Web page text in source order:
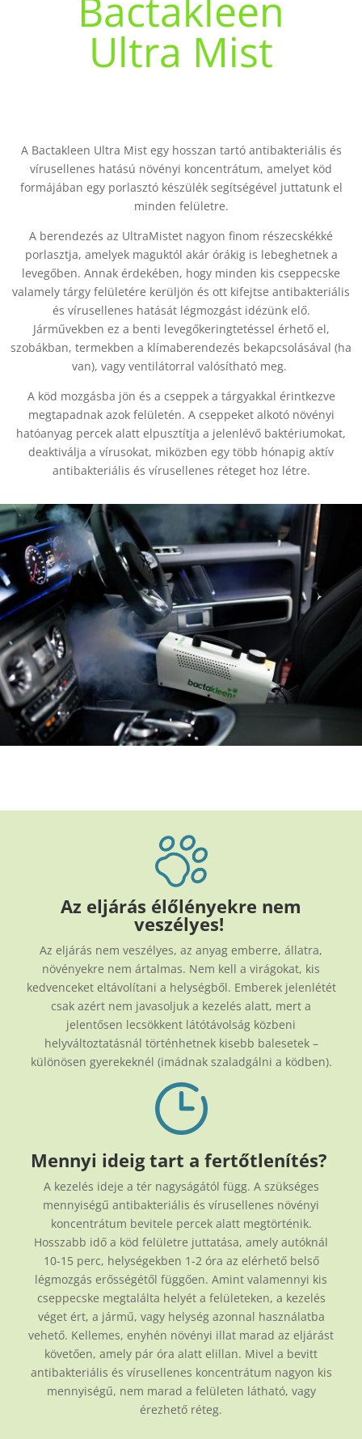
Bactakleen
Ultra Mist
A Bactakleen Ultra Mist egy hosszan tartó antibakteriális és
vírusellenes hatású növényi koncentrátum, amelyet köd
formájában egy porlasztó készülék segítségével juttatunk el
minden felületre.
A berendezés az UltraMistet nagyon finom részecskékké
porlasztja, amelyek maguktól akár órákig is lebeghetnek a
levegőben. Annak érdekében, hogy minden kis cseppecske
valamely tárgy felületére kerüljön és ott kifejtse antibakteriális
és vírusellenes hatását légmozgást idézünk elő.
Járművekben ez a benti levegőkeringtetéssel érhető el,
szobákban, termekben a klímaberendezés bekapcsolásával (ha
van), vagy ventilátorral valósítható meg.
A köd mozgásba jön és a cseppek a tárgyakkal érintkezve
megtapadnak azok felületén. A cseppeket alkotó növényi
hatóanyag percek alatt elpusztítja a jelenlévő baktériumokat,
deaktiválja a vírusokat, miközben egy több hónapig aktív
antibakteriális és vírusellenes réteget hoz létre.
Az eljárás élőlényekre nem
veszélyes!
Az eljárás nem veszélyes, az anyag emberre, állatra,
növényekre nem ártalmas. Nem kell a virágokat, kis
kedvenceket eltávolítani a helységből. Emberek jelenlétét
csak azért nem javasoljuk a kezelés alatt, mert a
jelentősen lecsökkent látótávolság közbeni
helyváltoztatásnál történhetnek kisebb balesetek –
különösen gyerekeknél (imádnak szaladgálni a ködben).
Mennyi ideig tart a fertőtlenítés?
A kezelés ideje a tér nagyságától függ. A szükséges
mennyiségű antibakteriális és vírusellenes növényi
koncentrátum bevitele percek alatt megtörténik.
Hosszabb idő a köd felületre juttatása, amely autóknál
10-15 perc, helységekben 1-2 óra az elérhető belső
légmozgás erősségétől függően. Amint valamennyi kis
cseppecske megtalálta helyét a felületeken, a kezelés
véget ért, a jármű, vagy helység azonnal használatba
vehető. Kellemes, enyhén növényi illat marad az eljárást
követően, amely pár óra alatt elillan. Mivel a bevitt
antibakteriális és vírusellenes koncentrátum nagyon kis
mennyiségű, nem marad a felületen látható, vagy
érezhető réteg.